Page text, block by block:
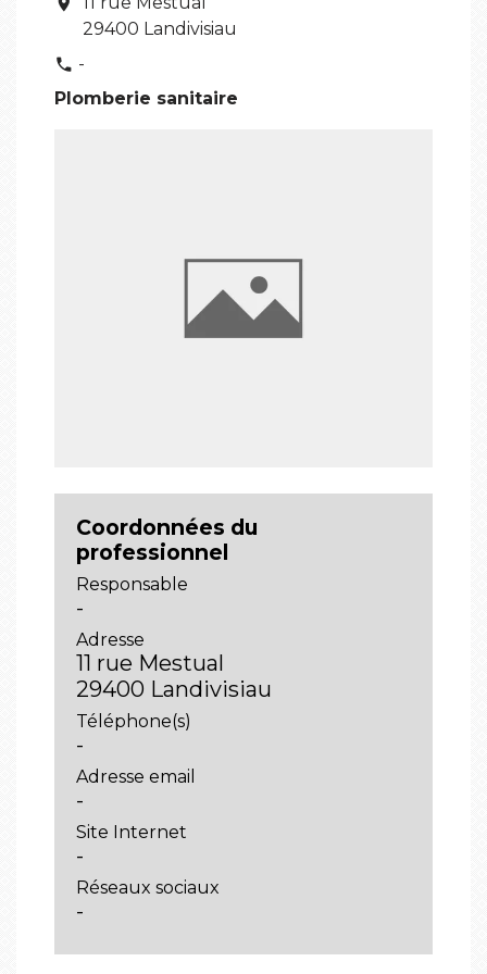
29400 Landivisiau
phone -
Plomberie sanitaire
Coordonnées du
professionnel
Responsable
-
Adresse
11 rue Mestual
29400 Landivisiau
Téléphone(s)
-
Adresse email
-
Site Internet
-
Réseaux sociaux
-